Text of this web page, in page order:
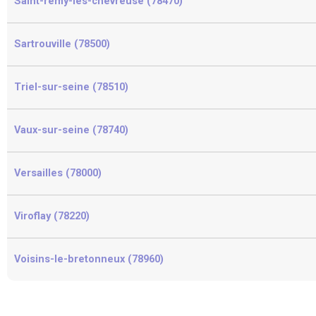
Sartrouville (78500)
Triel-sur-seine (78510)
Vaux-sur-seine (78740)
Versailles (78000)
Viroflay (78220)
Voisins-le-bretonneux (78960)